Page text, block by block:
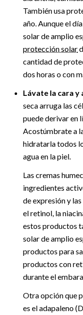
También usa
año. Aunque el
solar de amplio
protección solar
cantidad de
dos horas o con
Lávate la cara y
seca arruga las
puede derivar en
Acostúmbrate a
hidratarla todos
agua en la piel.
Las cremas
ingredientes
de expresión y
el retinol, la
estos productos
solar de amplio
productos para
productos con
durante el
Otra opción que
es el adapaleno